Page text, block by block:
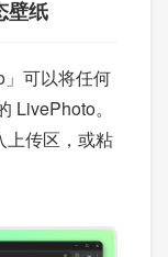
壁纸
可以将任何
LivePhoto。
上传区，或粘